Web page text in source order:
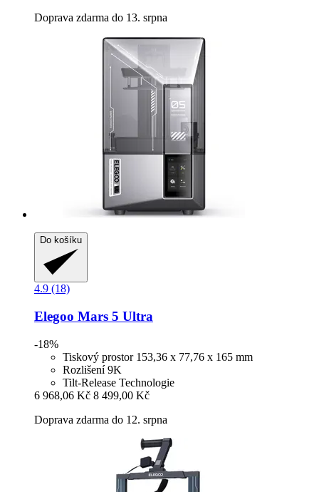
Doprava zdarma do 13. srpna
Do košíku
4.9 (18)
Elegoo Mars 5 Ultra
-18%
Tiskový prostor 153,36 x 77,76 x 165 mm
Rozlišení 9K
Tilt-Release Technologie
6 968,06 Kč 8 499,00 Kč
Doprava zdarma do 12. srpna